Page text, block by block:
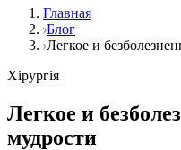
Главная
Блог
Легкое и
Хірургія
Легкое и
мудрости